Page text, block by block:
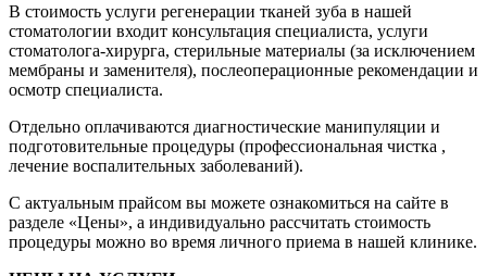
В стоимость услуги регенерации тканей зуба в нашей
стоматологии входит консультация специалиста, услуги
стоматолога-хирурга, стерильные материалы (за исключением
мембраны и заменителя), послеоперационные рекомендации и
осмотр специалиста.
Отдельно оплачиваются диагностические манипуляции и
подготовительные процедуры (профессиональная чистка ,
лечение воспалительных заболеваний).
С актуальным прайсом вы можете ознакомиться на сайте в
разделе «Цены», а индивидуально рассчитать стоимость
процедуры можно во время личного приема в нашей клинике.